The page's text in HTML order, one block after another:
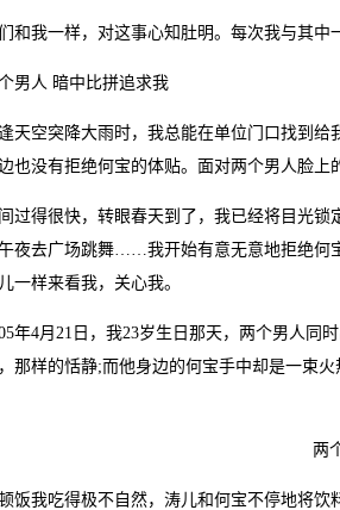
我一样，对这事心知肚明。每次我与其中
人 暗中比拼追求我
空突降大雨时，我总能在单位门口找到给
也没有拒绝何宝的体贴。面对两个男人脸上
得很快，转眼春天到了，我已经将目光锁
夜去广场跳舞……我开始有意无意地拒绝何
一样来看我，关心我。
4月21日，我23岁生日那天，两个男人同时
那样的恬静;而他身边的何宝手中却是一束火
两
我吃得极不自然，涛儿和何宝不停地将饮